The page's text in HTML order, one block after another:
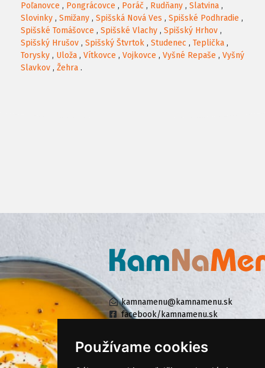
Používame cookies
Poľanovce , Pongrácovce , Poráč , Rudňany , Slatvina ,
Slovinky , Smižany , Spišská Nová Ves , Spišské Podhradie ,
Spišské Tomášovce , Spišské Vlachy , Spišský Hrhov ,
Spišský Hrušov , Spišský Štvrtok , Studenec , Teplička ,
Torysky , Uloža , Vítkovce , Vojkovce , Vyšné Repaše , Vyšný
Slavkov , Žehra .
kamnamenu@kamnamenu.sk
facebook/kamnamenu.sk